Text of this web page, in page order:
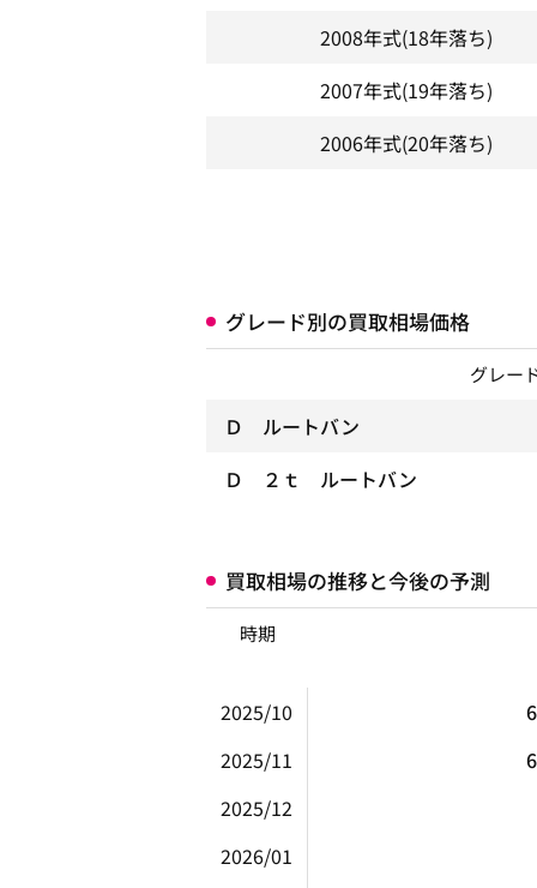
2008年式(18年落ち)
2007年式(19年落ち)
2006年式(20年落ち)
グレード別の買取相場価格
グレー
Ｄ ルートバン
Ｄ ２ｔ ルートバン
買取相場の推移と今後の予測
時期
2025/10
2025/11
2025/12
2026/01